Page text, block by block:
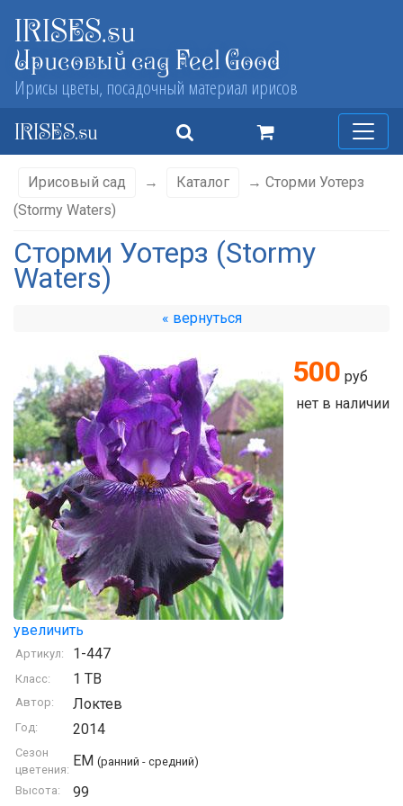
IRISES.su
Ирисовый сад Feel Good
Ирисы цветы, посадочный материал ирисов
IRISES.su
Ирисовый сад → Каталог
→ Сторми Уотерз
(Stormy Waters)
Сторми Уотерз (Stormy
Waters)
« вернуться
увеличить
500 руб
нет в наличии
Артикул: 1-447
Класс: 1 TB
Автор: Локтев
Год: 2014
Сезон
цветения:
EM (ранний - средний)
Высота: 99